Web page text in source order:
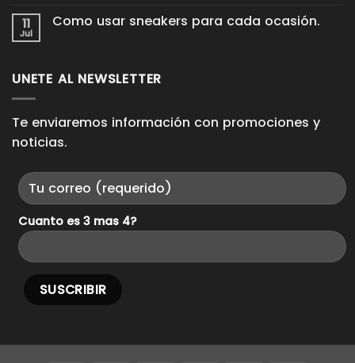
que
en
11
Jul
Como usar sneakers para cada ocasión.
Como
cada
ocasión.
UNETE AL NEWSLETTER
Te enviaremos información con promociones y
noticias.
Cuanto es 3 mas 4?